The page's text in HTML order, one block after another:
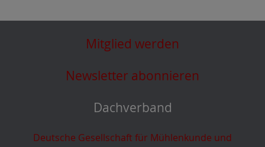
Mitglied werden
Newsletter abonnieren
Dachverband
Deutsche Gesellschaft für Mühlenkunde und